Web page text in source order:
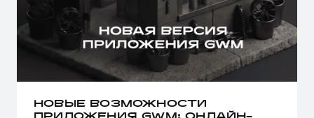
НОВЫЕ ВОЗМОЖНОСТИ